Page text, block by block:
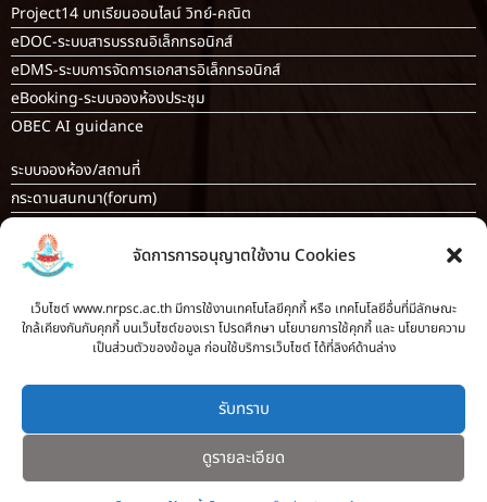
จัดการการอนุญาตใช้งาน Cookies
เว็บไซต์ www.nrpsc.ac.th มีการใช้งานเทคโนโลยีคุกกี้ หรือ เทคโนโลยีอื่นที่มีลักษณะ
ใกล้เคียงกันกับคุกกี้ บนเว็บไซต์ของเรา โปรดศึกษา นโยบายการใช้คุกกี้ และ นโยบายความ
เป็นส่วนตัวของข้อมูล ก่อนใช้บริการเว็บไซต์ ได้ที่ลิงค์ด้านล่าง
รับทราบ
ดูรายละเอียด
Project14 บทเรียนออนไลน์ วิทย์-คณิต
eDOC-ระบบสารบรรณอิเล็กทรอนิกส์
eDMS-ระบบการจัดการเอกสารอิเล็กทรอนิกส์
eBooking-ระบบจองห้องประชุม
OBEC AI guidance
ระบบจองห้อง/สถานที่
กระดานสนทนา(forum)
ขออนุญาตออกนอกโรงเรียน
ระบบส่งแผนการสอนออนไลน์
ระบบนิเทศการจัดการเรียนการสอน
บันทึกข้อมูลเกียรติบัตร/รายงานการอบรม
ทะเบียนคำสั่ง
สำหรับครู [
ลากิจส่วนตัว/ลาป่วย/ไปราชการ